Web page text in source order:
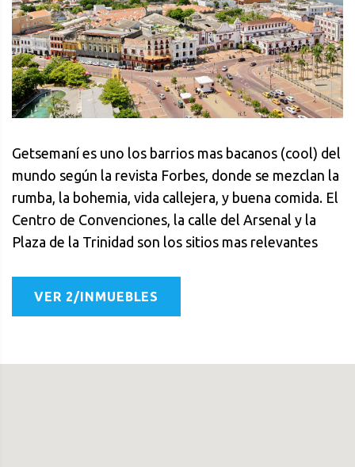
Getsemaní es uno los barrios mas bacanos (cool) del
mundo según la revista Forbes, donde se mezclan la
rumba, la bohemia, vida callejera, y buena comida. El
Centro de Convenciones, la calle del Arsenal y la
Plaza de la Trinidad son los sitios mas relevantes
VER 2/INMUEBLES